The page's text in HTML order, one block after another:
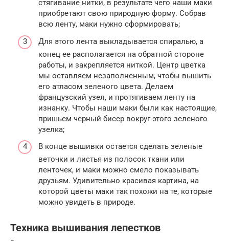
стягивание нитки, в результате чего наши маки
приобретают свою природную форму. Собрав
всю ленту, маки нужно сформировать;
Для этого лента выкладывается спиралью, а
конец ее располагается на обратной стороне
работы, и закрепляется ниткой. Центр цветка
мы оставляем незаполненным, чтобы вышить
его атласом зеленого цвета. Делаем
французский узел, и протягиваем ленту на
изнанку. Чтобы наши маки были как настоящие,
пришьем черный бисер вокруг этого зеленого
узелка;
В конце вышивки остается сделать зеленые
веточки и листья из полосок ткани или
ленточек, и маки можно смело показывать
друзьям. Удивительно красивая картина, на
которой цветы маки так похожи на те, которые
можно увидеть в природе.
Техника вышивания лепестков